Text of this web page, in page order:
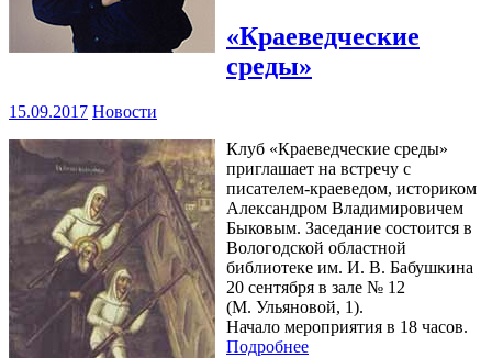
«Краеведческие
среды»
15.09.2017 Новости
Клуб «Краеведческие среды»
приглашает на встречу с
писателем-краеведом, историком
Александром Владимировичем
Быковым. Заседание состоится в
Вологодской областной
библиотеке им. И. В. Бабушкина
20 сентября в зале № 12
(М. Ульяновой, 1).
Начало мероприятия в 18 часов.
Подробнее